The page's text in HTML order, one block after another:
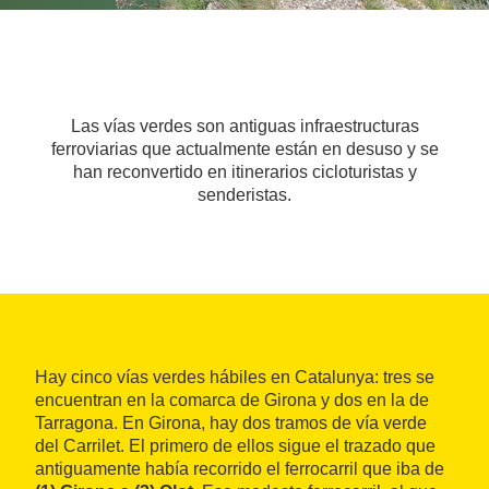
Las vías verdes son antiguas infraestructuras
ferroviarias que actualmente están en desuso y se
han reconvertido en itinerarios cicloturistas y
senderistas.
Hay cinco vías verdes hábiles en Catalunya: tres se
encuentran en la comarca de Girona y dos en la de
Tarragona. En Girona, hay dos tramos de vía verde
del Carrilet. El primero de ellos sigue el trazado que
antiguamente había recorrido el ferrocarril que iba de